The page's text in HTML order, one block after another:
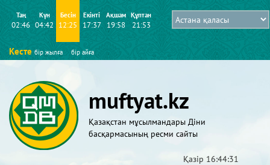
Таң
02:46
Күн
04:42
Бесін
12:25
Екінті
17:37
Ақшам
19:58
Құптан
21:53
Кесте бір жылға бір айға
muftyat.kz
Қазақстан мұсылмандары Діни
басқармасының ресми сайты
Қазір 16:44:31